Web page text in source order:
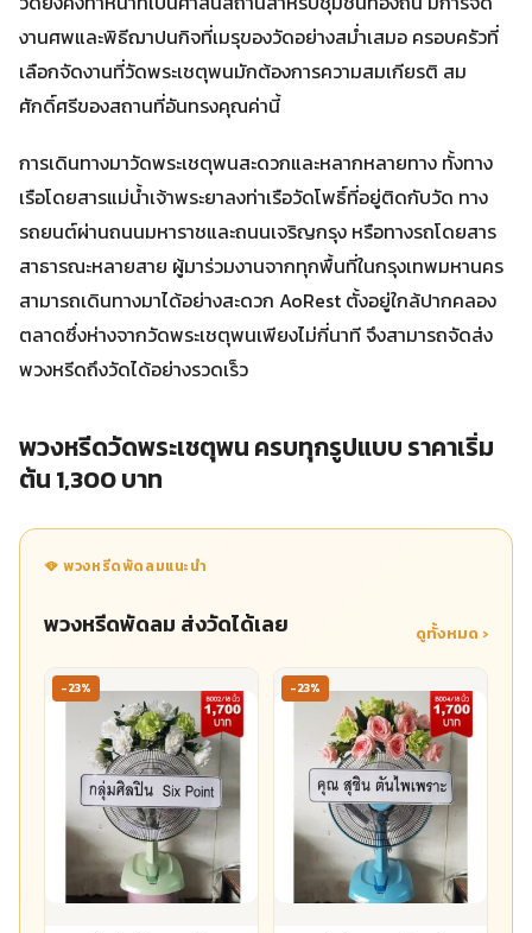
งานศพและพิธีฌาปนกิจที่เมรุของวัดอย่างสม่ำเสมอ ครอบครัวที่
เลือกจัดงานที่วัดพระเชตุพนมักต้องการความสมเกียรติ สม
ศักดิ์ศรีของสถานที่อันทรงคุณค่านี้
การเดินทางมาวัดพระเชตุพนสะดวกและหลากหลายทาง ทั้งทาง
เรือโดยสารแม่น้ำเจ้าพระยาลงท่าเรือวัดโพธิ์ที่อยู่ติดกับวัด ทาง
รถยนต์ผ่านถนนมหาราชและถนนเจริญกรุง หรือทางรถโดยสาร
สาธารณะหลายสาย ผู้มาร่วมงานจากทุกพื้นที่ในกรุงเทพมหานคร
สามารถเดินทางมาได้อย่างสะดวก AoRest ตั้งอยู่ใกล้ปากคลอง
ตลาดซึ่งห่างจากวัดพระเชตุพนเพียงไม่กี่นาที จึงสามารถจัดส่ง
พวงหรีดถึงวัดได้อย่างรวดเร็ว
พวงหรีดวัดพระเชตุพน ครบทุกรูปแบบ ราคาเริ่ม
ต้น 1,300 บาท
🪭 พวงหรีดพัดลมแนะนำ
พวงหรีดพัดลม ส่งวัดได้เลย ดูทั้งหมด ›
-23% -23%